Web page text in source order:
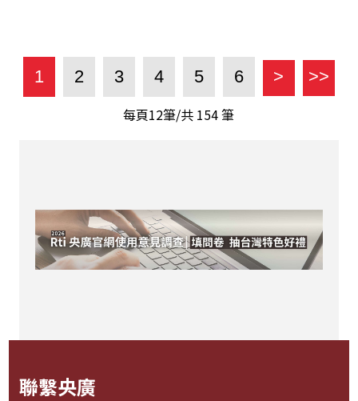
1 2 3 4 5 6 > >>
每頁12筆/共 154筆
聯繫央廣